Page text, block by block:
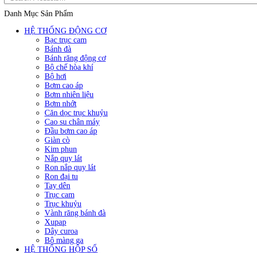
Danh Mục Sản Phẩm
HỆ THỐNG ĐỘNG CƠ
Bạc trục cam
Bánh đà
Bánh răng động cơ
Bộ chế hòa khí
Bộ hơi
Bơm cao áp
Bơm nhiên liệu
Bơm nhớt
Căn dọc trục khuỷu
Cao su chân máy
Đầu bơm cao áp
Giàn cò
Kim phun
Nắp quy lát
Ron nắp quy lát
Ron đại tu
Tay dên
Trục cam
Trục khuỷu
Vành răng bánh đà
Xupap
Dây curoa
Bộ màng ga
HỆ THỐNG HỘP SỐ